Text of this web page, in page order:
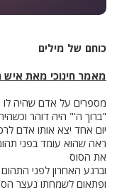
כוחם של מילים
מאמר חינוכי מאת
מספרים על אדם שהיה לו
"ברוך ה'" היה דוהר
יום אחד יצא אותו אדם
ראה שהוא עומד בפני
את הסוס
וברגע האחרון לפני
ופתאום לשמחתו נעצר